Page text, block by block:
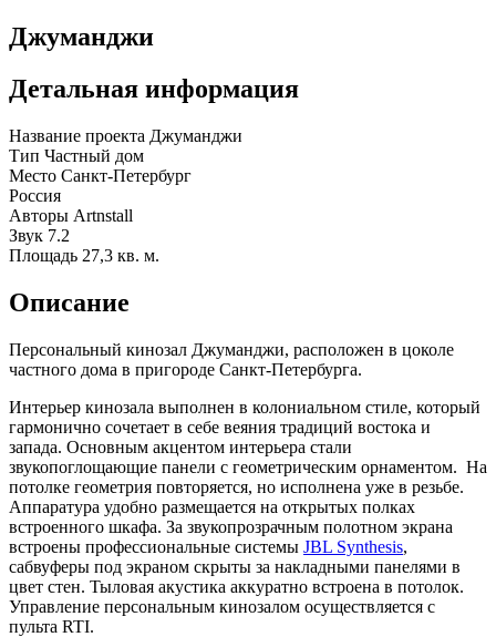
Джуманджи
Детальная информация
Название проекта Джуманджи
Тип Частный дом
Место Санкт-Петербург
Россия
Авторы Artnstall
Звук 7.2
Площадь 27,3 кв. м.
Описание
Персональный кинозал Джуманджи, расположен в цоколе
частного дома в пригороде Санкт-Петербурга.
Интерьер кинозала выполнен в колониальном стиле, который
гармонично сочетает в себе веяния традиций востока и
запада. Основным акцентом интерьера стали
звукопоглощающие панели с геометрическим орнаментом. На
потолке геометрия повторяется, но исполнена уже в резьбе.
Аппаратура удобно размещается на открытых полках
встроенного шкафа. За звукопрозрачным полотном экрана
встроены профессиональные системы JBL Synthesis,
сабвуферы под экраном скрыты за накладными панелями в
цвет стен. Тыловая акустика аккуратно встроена в потолок.
Управление персональным кинозалом осуществляется с
пульта RTI.